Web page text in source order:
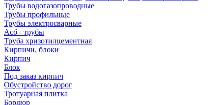
Трубы водогазопроводные
Трубы профильные
Трубы электросварные
Асб - трубы
Труба хризотилцементная
Кирпичи, блоки
Кирпич
Блок
Под заказ кирпич
Обустройство дорог
Тротуарная плитка
Бордюр